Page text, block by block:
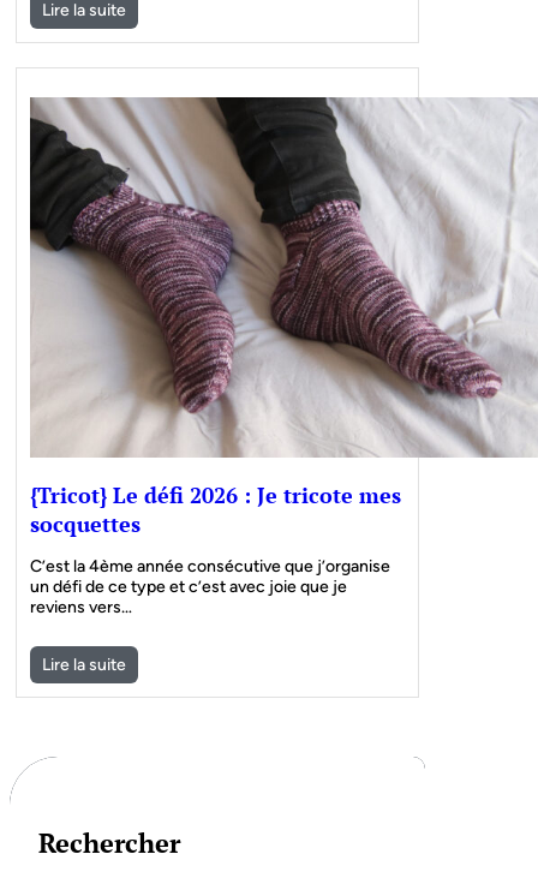
Lire la suite
{Tricot} Le défi 2026 : Je tricote mes
socquettes
C’est la 4ème année consécutive que j’organise
un défi de ce type et c’est avec joie que je
reviens vers…
Lire la suite
Rechercher